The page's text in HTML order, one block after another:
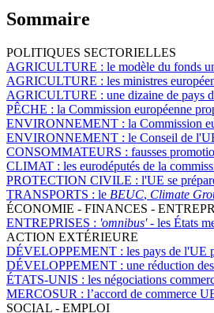
Sommaire
POLITIQUES SECTORIELLES
AGRICULTURE : le modèle du fonds
AGRICULTURE : les ministres
AGRICULTURE : une dizaine de pays
PÊCHE : la Commission européenne
ENVIRONNEMENT : la Commission
ENVIRONNEMENT : le Conseil de
CONSOMMATEURS : fausses
CLIMAT : les eurodéputés de la
PROTECTION CIVILE : l'UE se
TRANSPORTS : le BEUC, Climate
ÉCONOMIE - FINANCES -
ENTREPRISES : 'omnibus'- les États
ACTION EXTÉRIEURE
DÉVELOPPEMENT : les pays de l'UE
DÉVELOPPEMENT : une réduction
ÉTATS-UNIS : les négociations
MERCOSUR : l’accord de commerce
SOCIAL - EMPLOI